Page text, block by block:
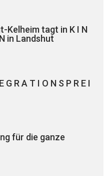
Kelheim tagt in K I N
in Landshut
R A T I O N S P R E I
für die ganze